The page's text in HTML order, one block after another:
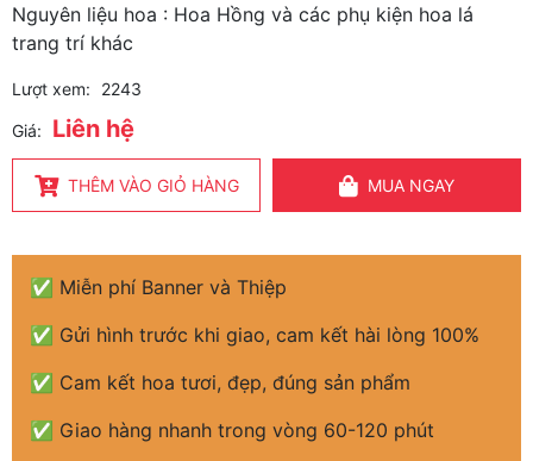
Nguyên liệu hoa : Hoa Hồng và các phụ kiện hoa lá
trang trí khác
Lượt xem: 2243
Giá: Liên hệ
THÊM VÀO GIỎ HÀNG MUA NGAY
✅ Miễn phí Banner và Thiệp
✅ Gửi hình trước khi giao, cam kết hài lòng 100%
✅ Cam kết hoa tươi, đẹp, đúng sản phẩm
✅ Giao hàng nhanh trong vòng 60-120 phút